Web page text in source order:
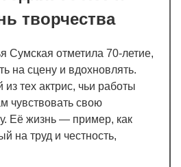
творчества
Сумская отметила 70-летие,
на сцену и вдохновлять.
тех актрис, чьи работы
чувствовать свою
Её жизнь — пример, как
на труд и честность,